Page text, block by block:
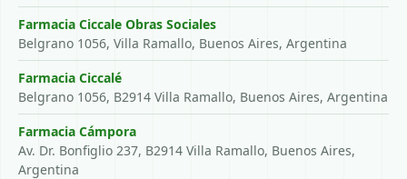
Farmacia Ciccale Obras Sociales
Belgrano 1056, Villa Ramallo, Buenos Aires, Argentina
Farmacia Ciccalé
Belgrano 1056, B2914 Villa Ramallo, Buenos Aires, Argentina
Farmacia Cámpora
Av. Dr. Bonfiglio 237, B2914 Villa Ramallo, Buenos Aires,
Argentina